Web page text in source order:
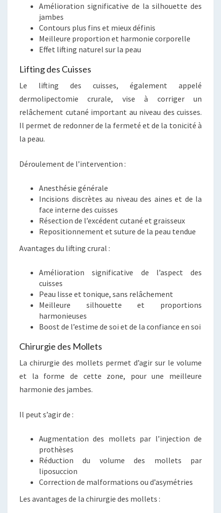
Amélioration significative de la silhouette des
jambes
Contours plus fins et mieux définis
Meilleure proportion et harmonie corporelle
Effet lifting naturel sur la peau
Lifting des Cuisses
Le lifting des cuisses, également appelé
dermolipectomie crurale, vise à corriger un
relâchement cutané important au niveau des cuisses.
Il permet de redonner de la fermeté et de la tonicité à
la peau.
Déroulement de l’intervention :
Anesthésie générale
Incisions discrètes au niveau des aines et de la
face interne des cuisses
Résection de l’excédent cutané et graisseux
Repositionnement et suture de la peau tendue
Avantages du lifting crural :
Amélioration significative de l’aspect des
cuisses
Peau lisse et tonique, sans relâchement
Meilleure silhouette et proportions
harmonieuses
Boost de l’estime de soi et de la confiance en soi
Chirurgie des Mollets
La chirurgie des mollets permet d’agir sur le volume
et la forme de cette zone, pour une meilleure
harmonie des jambes.
Il peut s’agir de :
Augmentation des mollets par l’injection de
prothèses
Réduction du volume des mollets par
liposuccion
Correction de malformations ou d’asymétries
Les avantages de la chirurgie des mollets :